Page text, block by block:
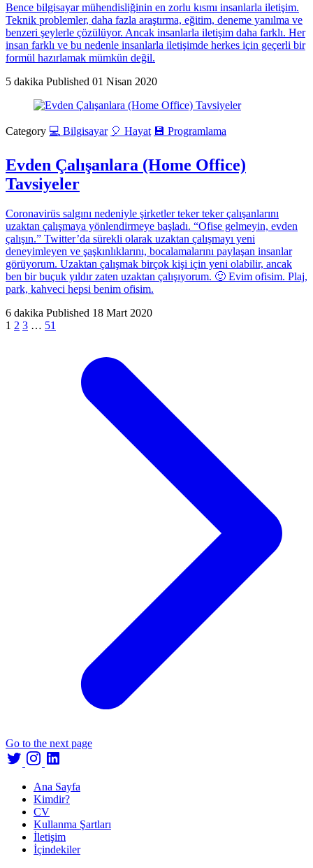
Bence bilgisayar mühendisliğinin en zorlu kısmı insanlarla iletişim.
Teknik problemler, daha fazla araştırma, eğitim, deneme yanılma ve
benzeri şeylerle çözülüyor. Ancak insanlarla iletişim daha farklı. Her
insan farklı ve bu nedenle insanlarla iletişimde herkes için geçerli bir
formül hazırlamak mümkün değil.
5 dakika Published 01 Nisan 2020
Category 💻 Bilgisayar 🎈 Hayat 💾 Programlama
Evden Çalışanlara (Home Office)
Tavsiyeler
Coronavirüs salgını nedeniyle şirketler teker teker çalışanlarını
uzaktan çalışmaya yönlendirmeye başladı. “Ofise gelmeyin, evden
çalışın.” Twitter’da sürekli olarak uzaktan çalışmayı yeni
deneyimleyen ve şaşkınlıklarını, bocalamalarını paylaşan insanlar
görüyorum. Uzaktan çalışmak birçok kişi için yeni olabilir, ancak
ben bir buçuk yıldır zaten uzaktan çalışıyorum. 🙂 Evim ofisim. Plaj,
park, kahveci hepsi benim ofisim.
6 dakika Published 18 Mart 2020
1 2 3 … 51
Go to the next page
Ana Sayfa
Kimdir?
CV
Kullanma Şartları
İletişim
İçindekiler